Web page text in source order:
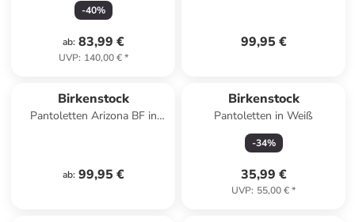
-40%
ab: 83,99 €
UVP: 140,00 €*
99,95 €
Birkenstock
Pantoletten Arizona BF in
ab: 99,95 €
Birkenstock
Pantoletten in Weiß
-34%
35,99 €
UVP: 55,00 €*